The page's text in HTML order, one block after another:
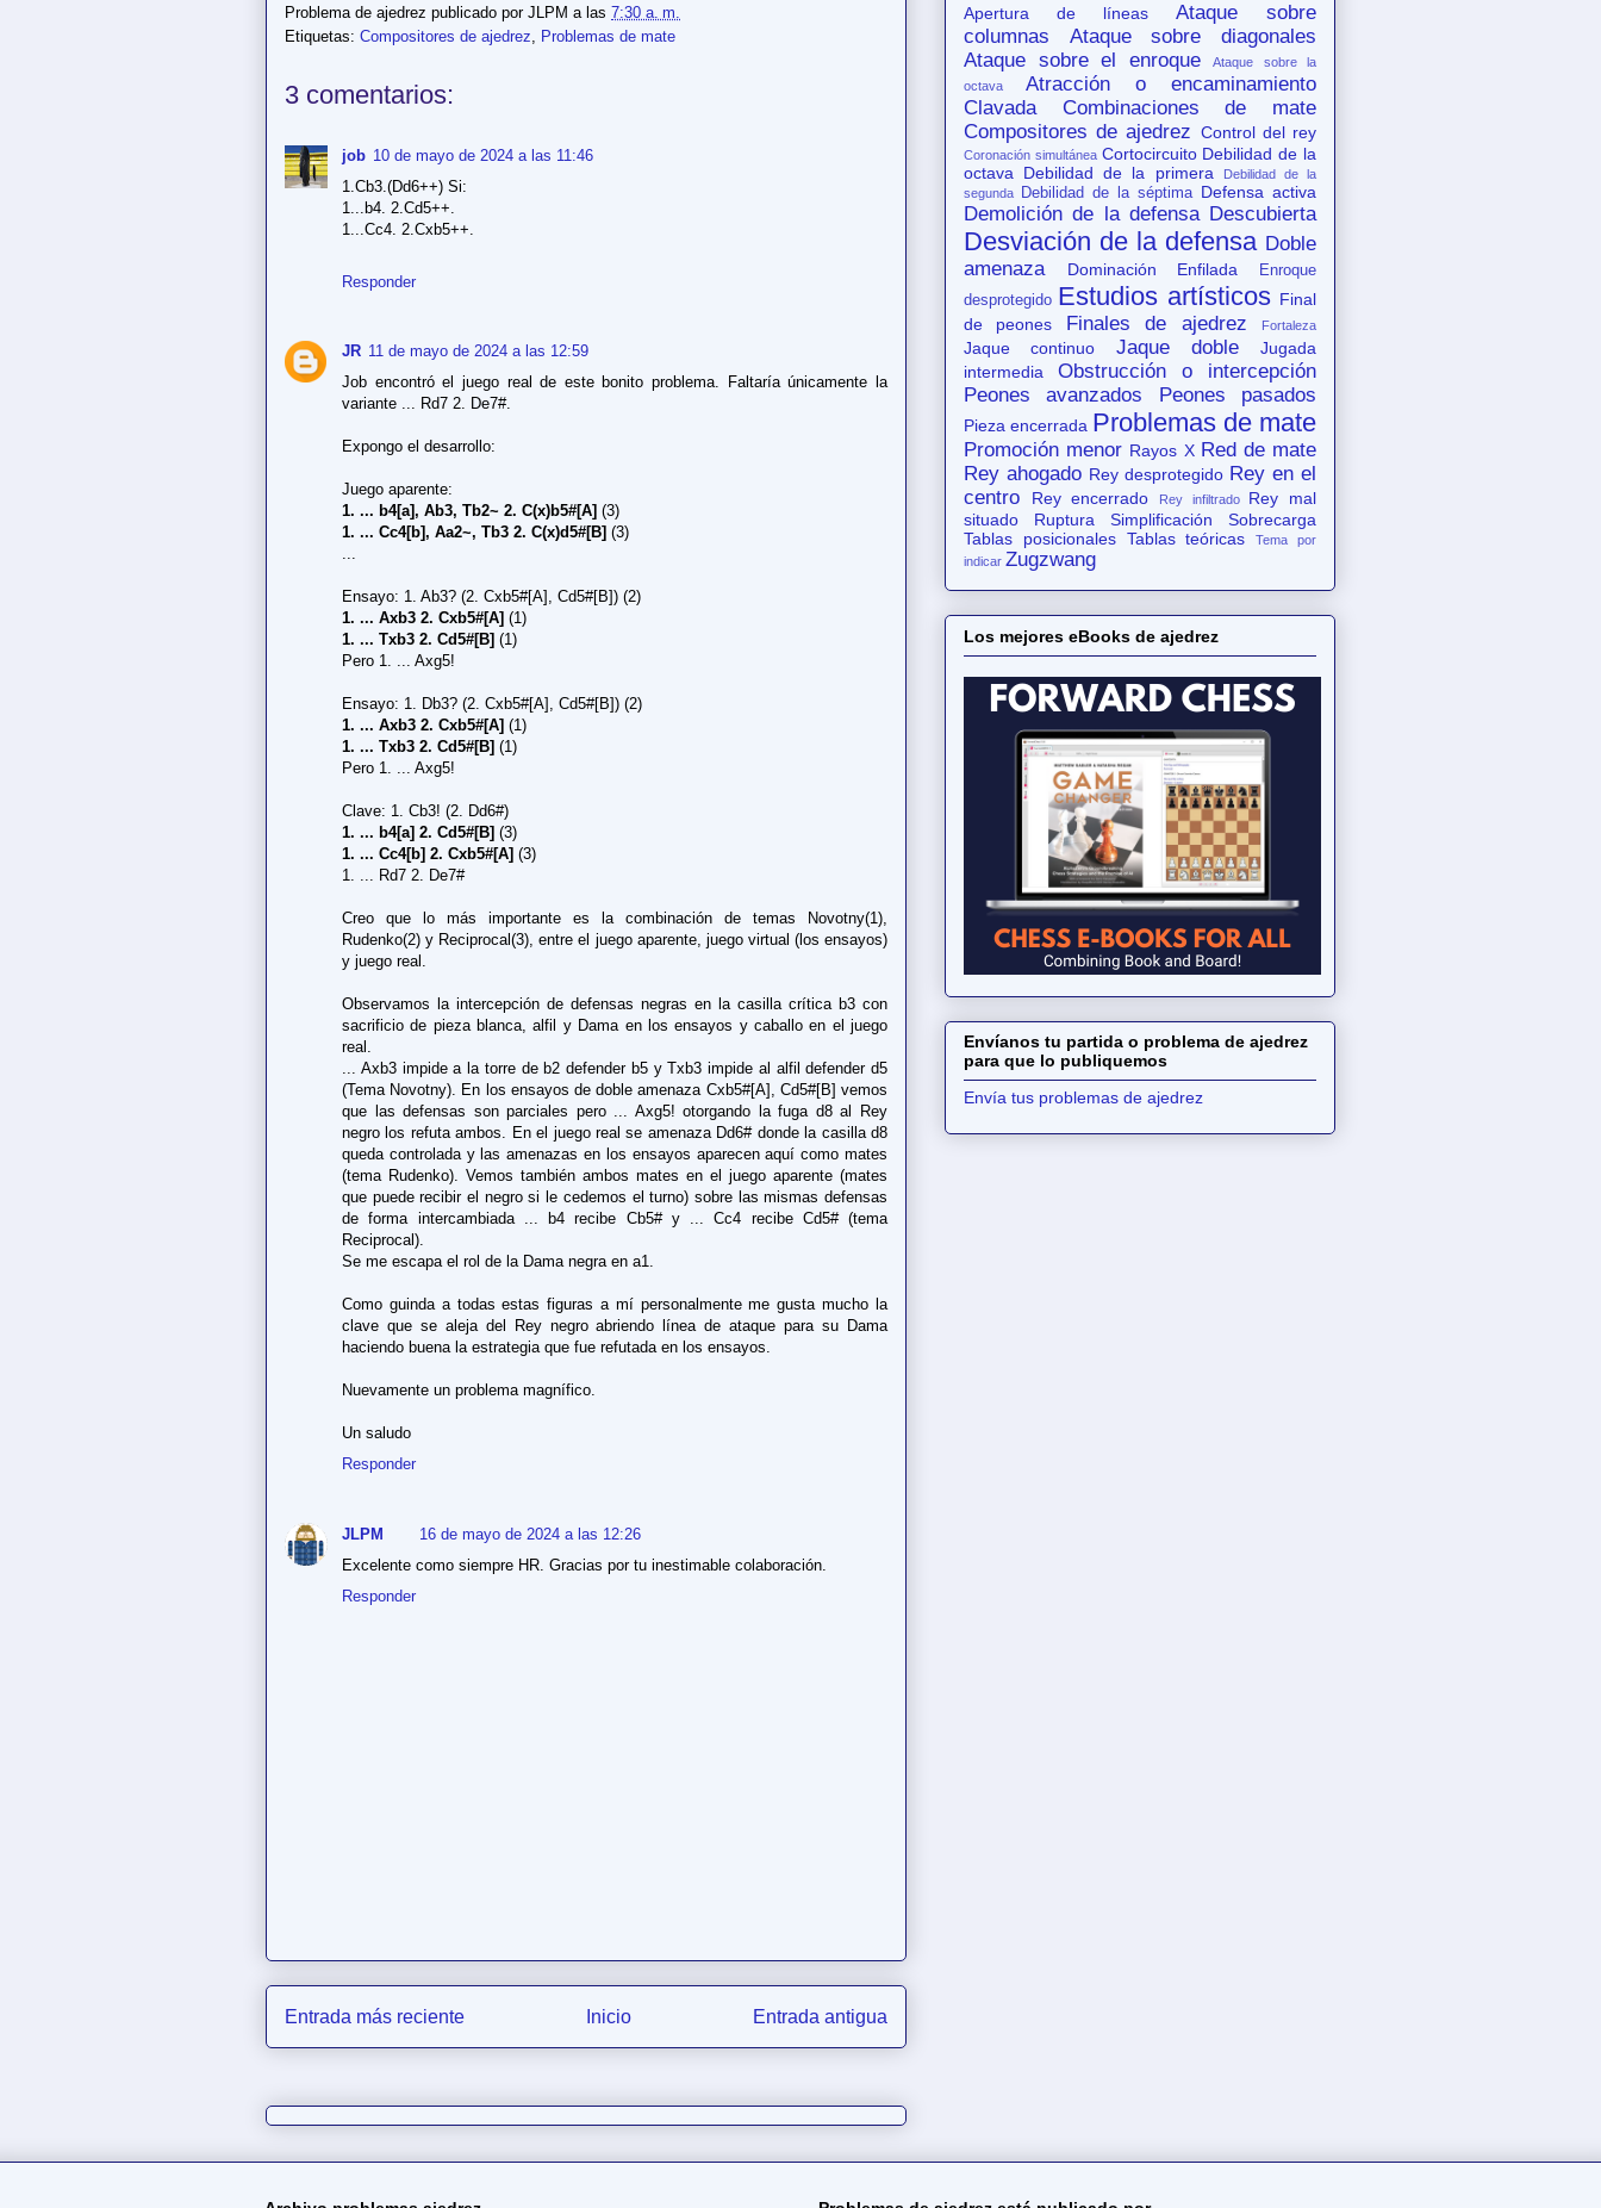
Problema de ajedrez publicado por JLPM a las 7:30 a. m.
Etiquetas: Compositores de ajedrez Problemas de mate
3 comentarios:
job 10 de mayo de 2024 a las 11:46
1.Cb3.(Dd6++) Si:
1...b4. 2.Cd5++.
1...Cc4. 2.Cxb5++.
Responder
JR 11 de mayo de 2024 a las 12:59
Job encontró el juego real de este bonito problema. Faltaría únicamente la
variante ... Rd7 2. De7#.
Expongo el desarrollo:
Juego aparente:
1. ... b4[a], Ab3, Tb2~ 2. C(x)b5#[A] (3)
1. ... Cc4[b], Aa2~, Tb3 2. C(x)d5#[B] (3)
Ensayo: 1. Ab3? (2. Cxb5#[A], Cd5#[B]) (2)
1. ... Axb3 2. Cxb5#[A] (1)
1. ... Txb3 2. Cd5#[B] (1)
Pero 1. ... Axg5!
Ensayo: 1. Db3? (2. Cxb5#[A], Cd5#[B]) (2)
1. ... Axb3 2. Cxb5#[A] (1)
1. ... Txb3 2. Cd5#[B] (1)
Pero 1. ... Axg5!
Clave: 1. Cb3! (2. Dd6#)
1. ... b4[a] 2. Cd5#[B] (3)
1. ... Cc4[b] 2. Cxb5#[A] (3)
1. ... Rd7 2. De7#
Creo que lo más importante es la combinación de temas Novotny(1),
Rudenko(2) y Reciprocal(3), entre el juego aparente, juego virtual (los ensayos)
y juego real.
Observamos la intercepción de defensas negras en la casilla crítica b3 con
sacrificio de pieza blanca, alfil y Dama en los ensayos y caballo en el juego
real.
... Axb3 impide a la torre de b2 defender b5 y Txb3 impide al alfil defender d5
(Tema Novotny). En los ensayos de doble amenaza Cxb5#[A], Cd5#[B] vemos
que las defensas son parciales pero ... Axg5! otorgando la fuga d8 al Rey
negro los refuta ambos. En el juego real se amenaza Dd6# donde la casilla d8
queda controlada y las amenazas en los ensayos aparecen aquí como mates
(tema Rudenko). Vemos también ambos mates en el juego aparente (mates
que puede recibir el negro si le cedemos el turno) sobre las mismas defensas
de forma intercambiada ... b4 recibe Cb5# y ... Cc4 recibe Cd5# (tema
Reciprocal).
Se me escapa el rol de la Dama negra en a1.
Como guinda a todas estas figuras a mí personalmente me gusta mucho la
clave que se aleja del Rey negro abriendo línea de ataque para su Dama
haciendo buena la estrategia que fue refutada en los ensayos.
Nuevamente un problema magnífico.
Un saludo
Responder
JLPM
16 de mayo de 2024 a las 12:26
Excelente como siempre HR. Gracias por tu inestimable colaboración.
Responder
Entrada más reciente Entrada antigua
Inicio
Apertura de líneas
Ataque sobre
columnas
Ataque sobre diagonales
Ataque sobre el enroque
Ataque sobre la
octava
Atracción o encaminamiento
Clavada
Combinaciones de mate
Compositores de ajedrez Control del rey
Coronación simultánea Cortocircuito Debilidad de la
octava
Debilidad de la primera
Debilidad de la
segunda
Debilidad de la séptima Defensa activa
Demolición de la defensa Descubierta
Desviación de la defensa Doble
amenaza
Dominación Enfilada
Enroque
desprotegido Estudios artísticos Final
de peones
Finales de ajedrez Fortaleza
Jaque continuo Jaque doble
Jugada
intermedia
Obstrucción o intercepción
Peones avanzados
Peones pasados
Pieza encerrada Problemas de mate
Promoción menor Rayos X Red de mate
Rey ahogado Rey desprotegido Rey en el
centro
Rey encerrado Rey infiltrado
Rey mal
situado
Ruptura Simplificación
Sobrecarga
Tablas posicionales Tablas teóricas
Tema por
indicar Zugzwang
Los mejores eBooks de ajedrez
Envíanos tu partida o problema de ajedrez
para que lo publiquemos
Envía tus problemas de ajedrez